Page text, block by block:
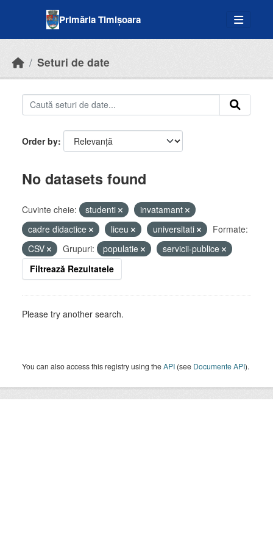
Primăria Timișoara
Seturi de date
Order by
No datasets found
Cuvinte cheie: studenti
invatamant
cadre didactice
liceu universitati
Formate:
CSV
Grupuri: populatie
servicii-publice
Filtrează Rezultatele
Please try another search.
You can also access this registry using theAPI (see Documente API).